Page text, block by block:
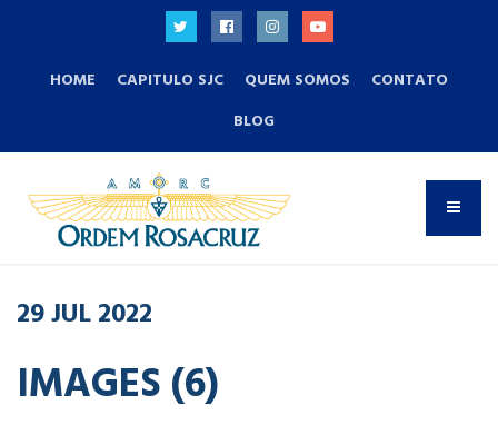
HOME CAPITULO SJC QUEM SOMOS
CONTATO
BLOG
29JUL2022
IMAGES (6)